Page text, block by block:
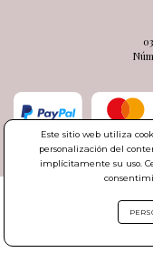
Este sitio web utiliza
personalización del
implícitamente su uso.